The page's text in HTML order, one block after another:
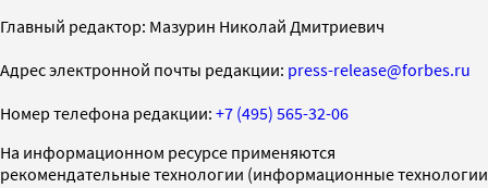
Главный редактор: Мазурин Николай Дмитриевич
Адрес электронной почты редакции: press-release@forbes.ru
Номер телефона редакции: +7 (495) 565-32-06
На информационном ресурсе применяются
рекомендательные технологии (информационные технологии